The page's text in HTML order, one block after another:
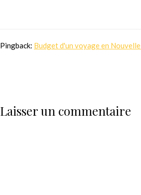
Pingback: Budget d'un voyage en
Laisser un commentaire